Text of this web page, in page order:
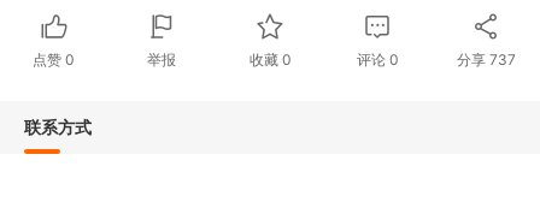
点赞0 举报 收藏 0 评论0 分享 737
联系方式